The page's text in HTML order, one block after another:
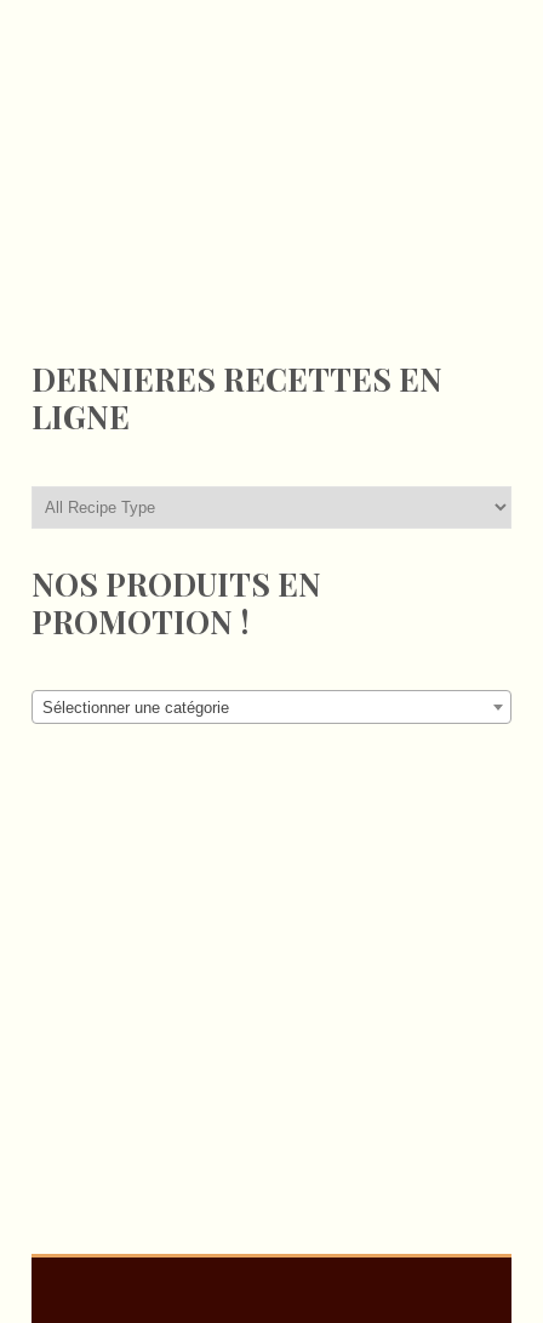
DERNIERES RECETTES EN
LIGNE
NOS PRODUITS EN
PROMOTION !
Sélectionner une catégorie